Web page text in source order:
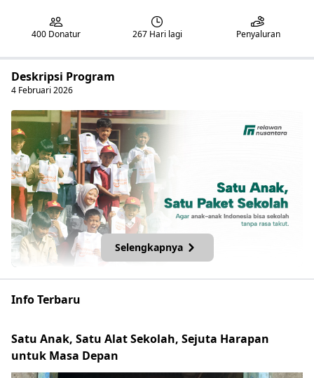
400 Donatur 267 Hari lagi Penyaluran
Deskripsi Program
4 Februari 2026
Melalui Program “Satu Anak, Satu Paket Sekolah”, Relawan
anak rentan, khususnya di wilayah 3T (Terdepan, Terluar, dan
Tertinggal) seperti NTT.
Selengkapnya
Info Terbaru
Satu Anak, Satu Alat Sekolah, Sejuta Harapan
untuk Masa Depan